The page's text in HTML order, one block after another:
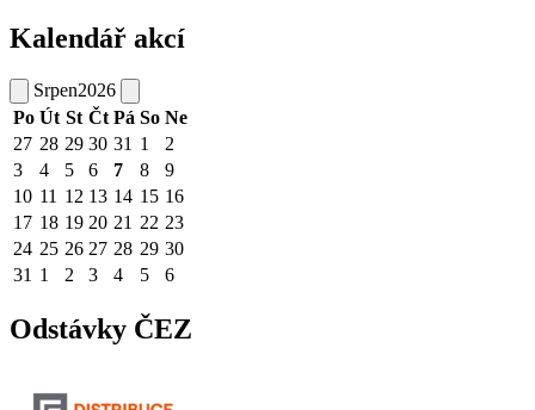
Kalendář akcí
Srpen2026
Po Út St Čt Pá So Ne
27 28 29 30 31 1
2
3
4 5 6 7 8
9
10 11 12 13 14 15 16
17 18 19 20 21 22 23
24 25 26 27 28 29 30
31 1 2 3 4 5 6
Odstávky ČEZ